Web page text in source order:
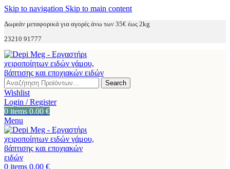
Skip to navigation Skip to main content
Δωρεάν μεταφορικά για αγορές άνω των 35€ έως 2kg
23210 91777
Search
Wishlist
Login / Register
0 items 0.00 €
Menu
0 items 0.00 €